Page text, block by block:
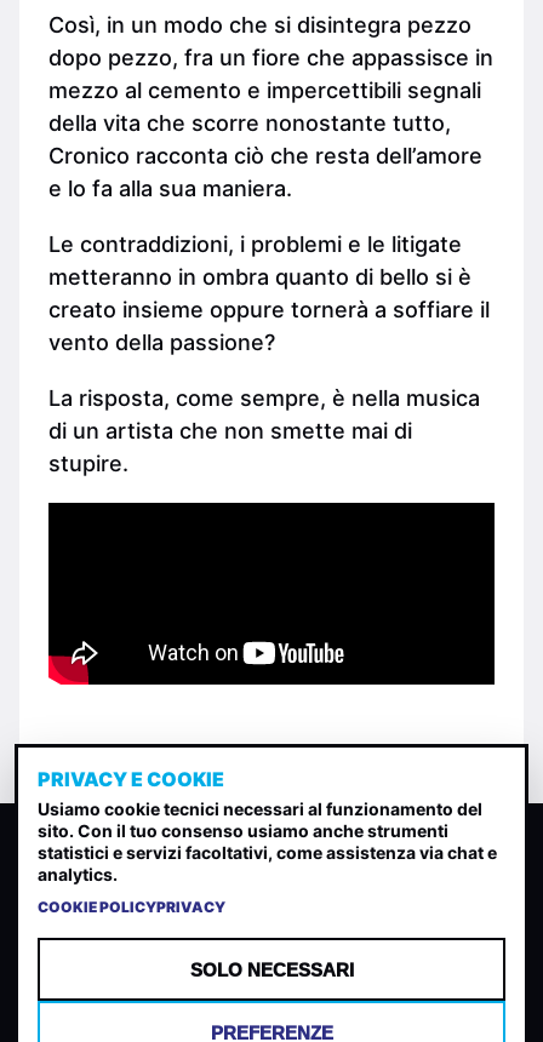
Così, in un modo che si disintegra pezzo
dopo pezzo, fra un fiore che appassisce in
mezzo al cemento e impercettibili segnali
della vita che scorre nonostante tutto,
Cronico racconta ciò che resta dell’amore
e lo fa alla sua maniera.
Le contraddizioni, i problemi e le litigate
metteranno in ombra quanto di bello si è
creato insieme oppure tornerà a soffiare il
vento della passione?
La risposta, come sempre, è nella musica
di un artista che non smette mai di
stupire.
CLASSIFICA INDIE
Classifica per indice di gradimento generata dall analisi di
TERMINI E CONDIZIONI PRIVACY POLICY
PRIVACY E COOKIE
Usiamo cookie tecnici necessari al funzionamento del
sito. Con il tuo consenso usiamo anche strumenti
statistici e servizi facoltativi, come assistenza via chat e
analytics.
COOKIE POLICYPRIVACY
SOLO NECESSARI
PREFERENZE